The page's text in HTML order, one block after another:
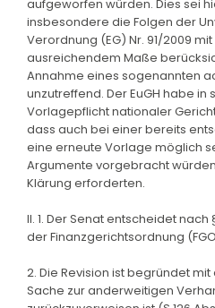
aufgeworfen würden. Dies sei
insbesondere die Folgen der
Verordnung (EG) Nr. 91/2009
ausreichendem Maße
Annahme eines sogenannten
unzutreffend. Der EuGH habe
Vorlagepflicht nationaler
dass auch bei einer bereits
eine erneute Vorlage möglich
Argumente vorgebracht
Klärung erforderten.
II. 1. Der Senat entscheidet nach §
der Finanzgerichtsordnung
2. Die Revision ist begründet
Sache zur anderweitigen